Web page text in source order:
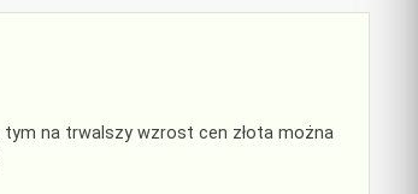
tym na trwalszy wzrost cen złota można